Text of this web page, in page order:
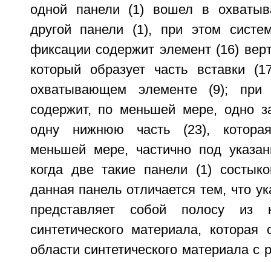
одной панели (1) вошел в
другой панели (1), при этом
фиксации содержит элемент (16)
который образует часть вставки
охватывающем элементе (9); при
содержит, по меньшей мере, одно
одну нижнюю часть (23),
меньшей мере, частично под
когда две такие панели (1)
данная панель отличается тем, что
представляет собой полосу из
синтетического материала,
области синтетического материала с